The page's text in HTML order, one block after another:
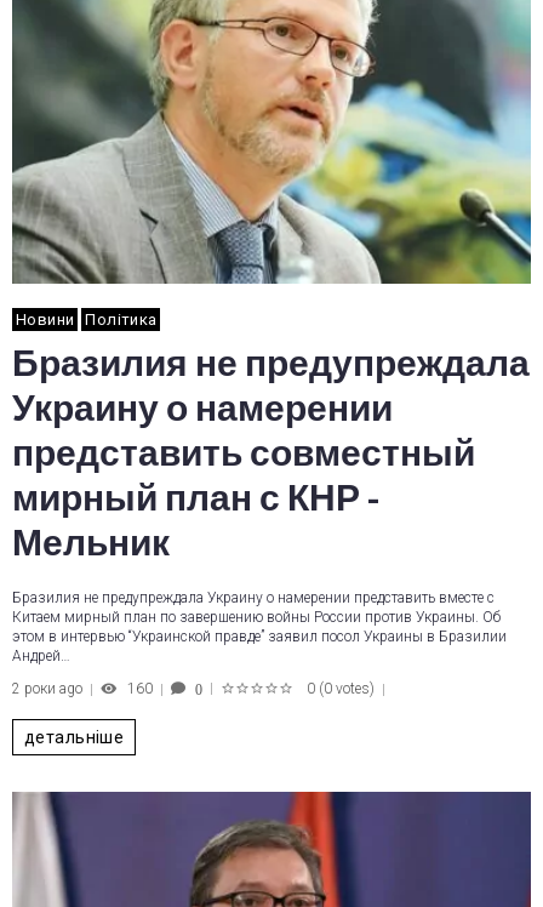
Новини Політика
Бразилия не предупреждала
Украину о намерении
представить совместный
мирный план с КНР -
Мельник
Бразилия не предупреждала Украину о намерении представить вместе с
Китаем мирный план по завершению войны России против Украины. Об
этом в интервью “Украинской правде” заявил посол Украины в Бразилии
Андрей…
2 роки ago
160 0 0 (0 votes)
детальніше